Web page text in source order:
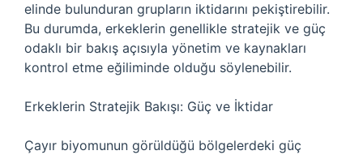
elinde bulunduran grupların iktidarını pekiştirebilir.
Bu durumda, erkeklerin genellikle stratejik ve güç
odaklı bir bakış açısıyla yönetim ve kaynakları
kontrol etme eğiliminde olduğu söylenebilir.
Erkeklerin Stratejik Bakışı: Güç ve İktidar
Çayır biyomunun görüldüğü bölgelerdeki güç